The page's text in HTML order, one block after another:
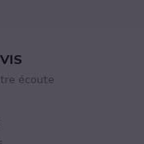
écoute